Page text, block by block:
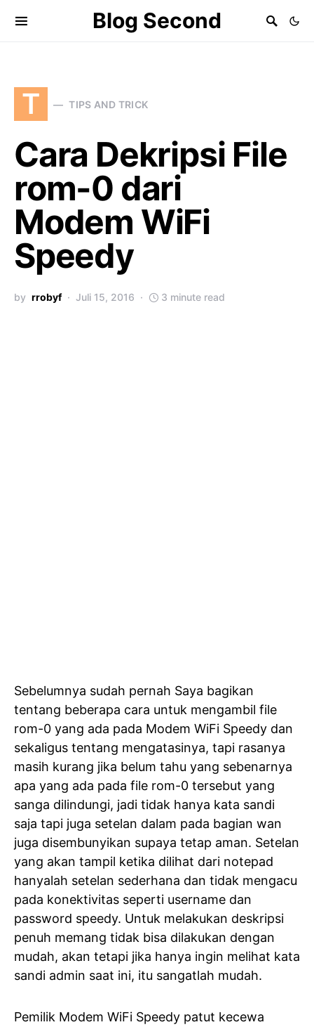
Blog Second
T TIPS AND TRICK
Cara Dekripsi File
rom-0 dari
Modem WiFi
Speedy
by rrobyf Juli 15, 2016 3 minute read
Sebelumnya sudah pernah Saya bagikan
tentang beberapa cara untuk mengambil file
rom-0 yang ada pada Modem WiFi Speedy dan
sekaligus tentang mengatasinya, tapi rasanya
masih kurang jika belum tahu yang sebenarnya
apa yang ada pada file rom-0 tersebut yang
sanga dilindungi, jadi tidak hanya kata sandi
saja tapi juga setelan dalam pada bagian wan
juga disembunyikan supaya tetap aman. Setelan
yang akan tampil ketika dilihat dari notepad
hanyalah setelan sederhana dan tidak mengacu
pada konektivitas seperti username dan
password speedy. Untuk melakukan deskripsi
penuh memang tidak bisa dilakukan dengan
mudah, akan tetapi jika hanya ingin melihat kata
sandi admin saat ini, itu sangatlah mudah.
Pemilik Modem WiFi Speedy patut kecewa